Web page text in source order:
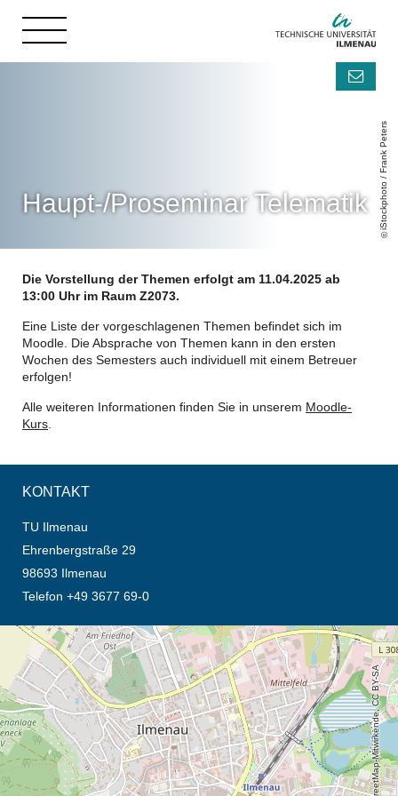
iStockphoto / Frank Peters
Haupt-/Proseminar Telematik
Die Vorstellung der Themen erfolgt am 11.04.2025 ab
13:00 Uhr im Raum Z2073.
Eine Liste der vorgeschlagenen Themen befindet sich im
Moodle. Die Absprache von Themen kann in den ersten
Wochen des Semesters auch individuell mit einem Betreuer
erfolgen!
Alle weiteren Informationen finden Sie in unserem Moodle-
Kurs
KONTAKT
TU Ilmenau
Ehrenbergstraße 29
98693 Ilmenau
Telefon +49 3677 69-0
Öffnet die Anfahrtsbeschreibung in neuem Tab (Karte)
© OpenStreetMap-Mitwirkende, CC BY-SA